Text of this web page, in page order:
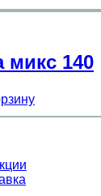
микс 140